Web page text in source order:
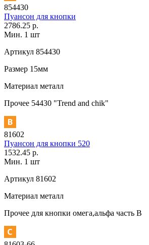
854430
Пуансон для кнопки
2786.25 р.
Мин. 1 шт
Артикул 854430
Размер 15мм
Материал металл
Прочее 54430 "Trend and chik"
81602
Пуансон для кнопки 520
1532.45 р.
Мин. 1 шт
Артикул 81602
Материал металл
Прочее для кнопки омега,альфа часть В